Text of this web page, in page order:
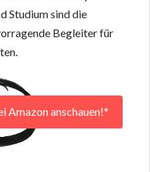
Studium sind die
Begleiter für
Amazon anschauen!*